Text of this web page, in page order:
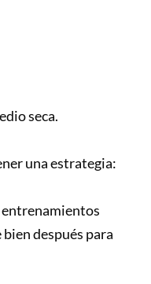
seca.
una estrategia:
entrenamientos
después para